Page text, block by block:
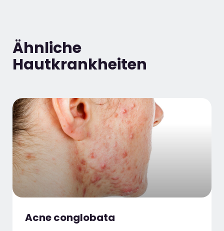
Ähnliche
Hautkrankheiten
Acne conglobata